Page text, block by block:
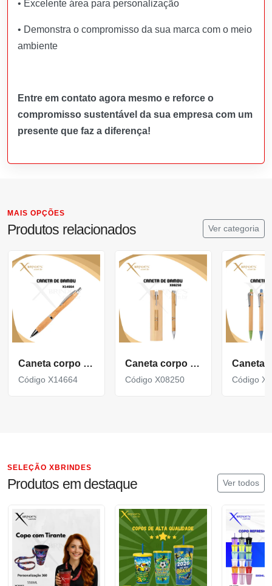
• Excelente área para personalização
• Demonstra o compromisso da sua marca com o meio
ambiente
Entre em contato agora mesmo e reforce o
compromisso sustentável da sua empresa com um
presente que faz a diferença!
MAIS OPÇÕES
Produtos relacionados Ver categoria
Caneta corpo em Bambu acompanha Estojo de Papel X14664
Código X14664
Caneta corpo em Bambu com Clipe Metálico com acionamento por clique X08250
Código X08250 Código
SELEÇÃO XBRINDES
Produtos em destaque Ver todos